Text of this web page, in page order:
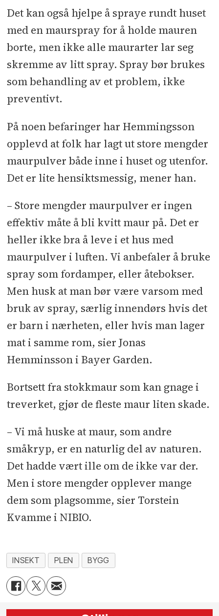
Det kan også hjelpe å spraye rundt huset
med en maurspray for å holde mauren
borte, men ikke alle maurarter lar seg
skremme av litt spray. Spray bør brukes
som behandling av et problem, ikke
preventivt.
På noen befaringer har Hemmingsson
opplevd at folk har lagt ut store mengder
maurpulver både inne i huset og utenfor.
Det er lite hensiktsmessig, mener han.
– Store mengder maurpulver er ingen
effektiv måte å bli kvitt maur på. Det er
heller ikke bra å leve i et hus med
maurpulver i luften. Vi anbefaler å bruke
spray som fordamper, eller åtebokser.
Men husk at man bør være varsom med
bruk av spray, særlig innendørs hvis det
er barn i nærheten, eller hvis man lager
mat i samme rom, sier Jonas
Hemminsson i Bayer Garden.
Bortsett fra stokkmaur som kan gnage i
treverket, gjør de fleste maur liten skade.
– Vi må huske at maur, som andre
småkryp, er en naturlig del av naturen.
Det hadde vært ille om de ikke var der.
Men i store mengder opplever mange
dem som plagsomme, sier Torstein
Kvamme i NIBIO.
INSEKT PLEN BYGG